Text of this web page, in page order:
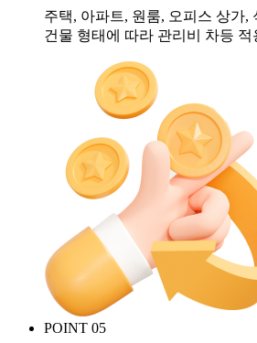
주택, 아파트, 원룸, 오피스 상가,
건물 형태에 따라 관리비 차등 적
POINT 05